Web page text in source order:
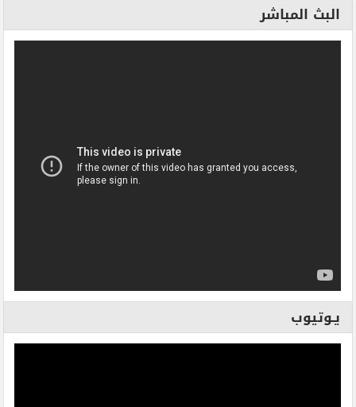
البث المباشر
يـوتيوب